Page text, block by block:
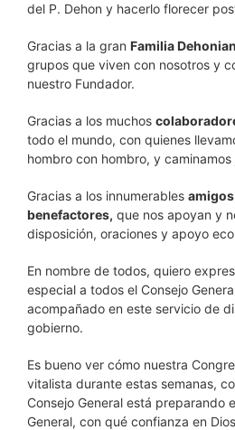
del P. Dehon y hacerlo florecer
Gracias a la gran Familia
grupos que viven con nosotros y
nuestro Fundador.
Gracias a los muchos
todo el mundo, con quienes
hombro con hombro, y
Gracias a los innumerables
benefactores, que nos apoyan y
disposición, oraciones y apoyo
En nombre de todos, quiero
especial a todos el Consejo
acompañado en este servicio de
gobierno.
Es bueno ver cómo nuestra
vitalista durante estas semanas,
Consejo General está preparando
General, con qué confianza en